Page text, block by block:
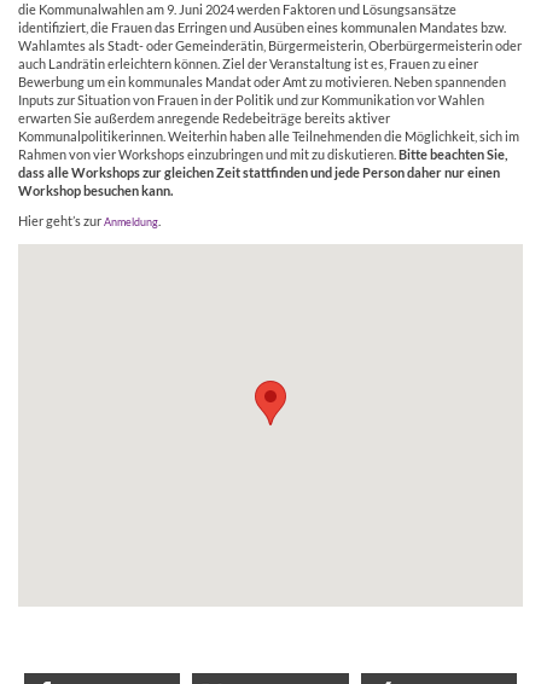
die Kommunalwahlen am 9. Juni 2024 werden Faktoren und Lösungsansätze
identifiziert, die Frauen das Erringen und Ausüben eines kommunalen Mandates bzw.
Wahlamtes als Stadt- oder Gemeinderätin, Bürgermeisterin, Oberbürgermeisterin oder
auch Landrätin erleichtern können. Ziel der Veranstaltung ist es, Frauen zu einer
Bewerbung um ein kommunales Mandat oder Amt zu motivieren. Neben spannenden
Inputs zur Situation von Frauen in der Politik und zur Kommunikation vor Wahlen
erwarten Sie außerdem anregende Redebeiträge bereits aktiver
Kommunalpolitikerinnen. Weiterhin haben alle Teilnehmenden die Möglichkeit, sich im
Rahmen von vier Workshops einzubringen und mit zu diskutieren. Bitte beachten Sie,
dass alle Workshops zur gleichen Zeit stattfinden und jede Person daher nur einen
Workshop besuchen kann.
Hier geht’s zurAnmeldung.